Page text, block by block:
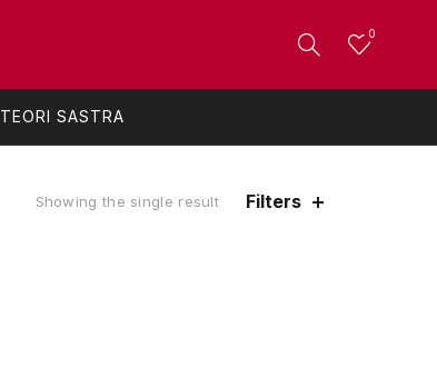
0
TEORI SASTRA
Showing the single result Filters